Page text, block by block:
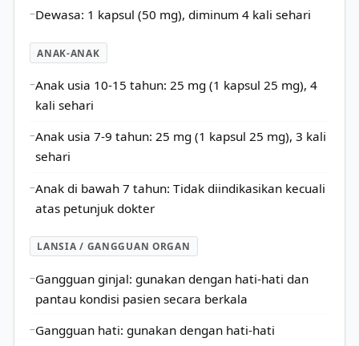
Dewasa: 1 kapsul (50 mg), diminum 4 kali sehari
ANAK-ANAK
Anak usia 10-15 tahun: 25 mg (1 kapsul 25 mg), 4
kali sehari
Anak usia 7-9 tahun: 25 mg (1 kapsul 25 mg), 3 kali
sehari
Anak di bawah 7 tahun: Tidak diindikasikan kecuali
atas petunjuk dokter
LANSIA / GANGGUAN ORGAN
Gangguan ginjal: gunakan dengan hati-hati dan
pantau kondisi pasien secara berkala
Gangguan hati: gunakan dengan hati-hati